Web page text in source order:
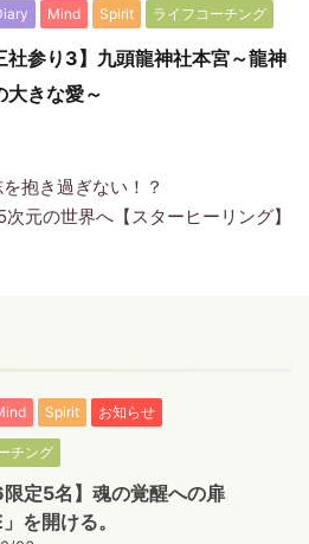
Mind Spirit ライフコーチング
社参り3】九頭龍神社本宮～龍神
大きな愛～
を抱き過ぎない！？
次元の世界へ【スターヒーリング】
Spirit お知らせ
チング
限定5名】魂の覚醒への扉
」を開ける。